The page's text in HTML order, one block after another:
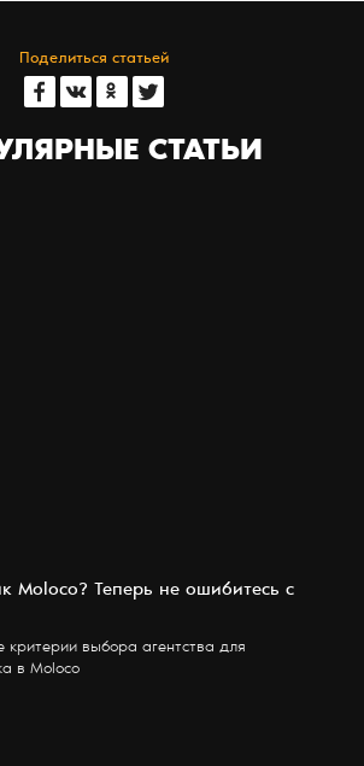
Поделиться статьей
СТАТЬИ
Moloco? Теперь не ошибитесь с
выбора агентства для
в Moloco